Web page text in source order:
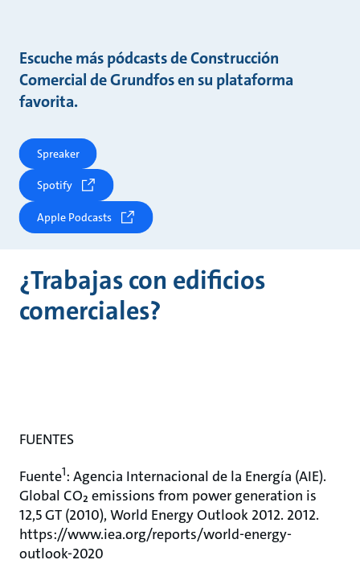
Escuche más pódcasts de Construcción
Comercial de Grundfos en su plataforma
favorita.
Spreaker
Spotify
Apple Podcasts
¿Trabajas con edificios
comerciales?
FUENTES
Fuente1: Agencia Internacional de la Energía (AIE).
Global CO₂ emissions from power generation is
12,5 GT (2010), World Energy Outlook 2012. 2012.
https://www.iea.org/reports/world-energy-
outlook-2020